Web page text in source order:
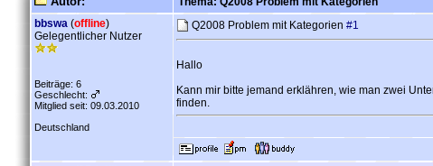
bbswa (offline)
Gelegentlicher Nutzer
Beiträge: 6
Geschlecht:
Mitglied seit: 09.03.2010
Deutschland
Q2008 Problem mit Kategorien #1
Hallo
Kann mir bitte jemand erklähren, wie man zwei
finden.